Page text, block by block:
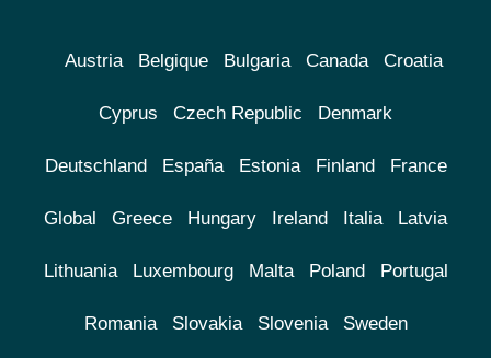
Austria Belgique Bulgaria Canada Croatia
Cyprus Czech Republic Denmark
Deutschland España Estonia Finland France
Global Greece Hungary Ireland Italia Latvia
Lithuania Luxembourg Malta Poland Portugal
Romania Slovakia Slovenia Sweden